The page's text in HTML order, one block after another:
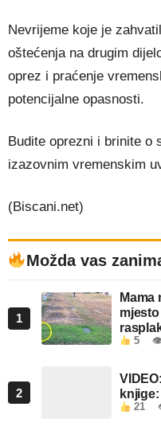
Nevrijeme koje je
oštećenja na drugim
oprez i praćenje
potencijalne opasnosti.
Budite oprezni i brinite o
izazovnim vremenskim
(Biscani.net)
Možda vas
1
Mama
5 👁
2
21